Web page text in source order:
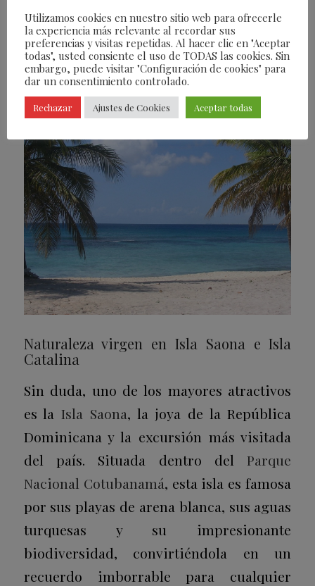
conociendo laverdadera República
Dominicana, su gente, su cultura y su rica
gastronomía, sin renunciar a la
comodidad de alojamientos de calidad.
Naturaleza virgen en Isla Saona e Isla
Catalina
Sin duda, uno de los mayores atractivos
es la Isla Saona, la joya de la República
Dominicana y la excursión más visitada
del país. Situada dentro del Parque
Nacional Cotubanamá, esta isla es famosa
por sus playas de arena blanca, sus aguas
turquesas y su impresionante
biodiversidad, convirtiéndola en un
recuerdo imborrable para cualquier
Utilizamos cookies en nuestro sitio web para ofrecerle
la experiencia más relevante al recordar sus
preferencias y visitas repetidas. Al hacer clic en "Aceptar
todas", usted consiente el uso de TODAS las cookies. Sin
embargo, puede visitar "Configuración de cookies" para
dar un consentimiento controlado.
Rechazar Ajustes de Cookies Aceptar todas